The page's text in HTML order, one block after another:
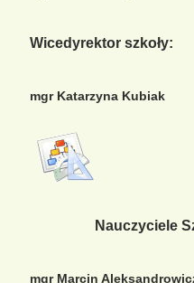
Wicedyrektor szkoły:
mgr Katarzyna Kubiak
Nauczyciele
mgr Marcin